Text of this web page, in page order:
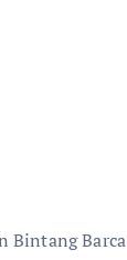
Bintang Barca